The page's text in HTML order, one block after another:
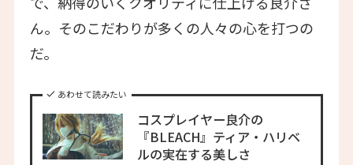
ん。そのこだわりが多くの人々の心を打つの
だ。
あわせて読みたい
コスプレイヤー良介の
『BLEACH』ティア・ハリベ
ルの実在する美しさ